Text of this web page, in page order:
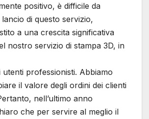
positivo, è difficile da
di questo servizio,
a una crescita significativa
nostro servizio di stampa 3D, in
professionisti. Abbiamo
il valore degli ordini dei clienti
nell’ultimo anno
che per servire al meglio il